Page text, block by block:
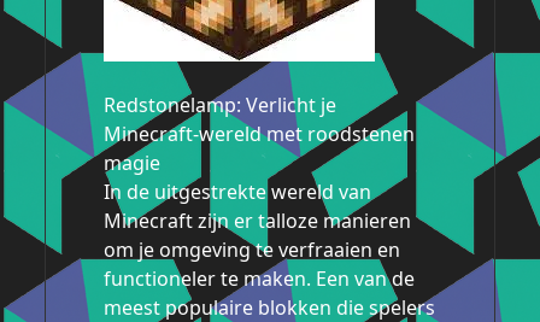
Redstonelamp: Verlicht je
Minecraft-wereld met roodstenen
magie
In de uitgestrekte wereld van
Minecraft zijn er talloze manieren
om je omgeving te verfraaien en
functioneler te maken. Een van de
meest populaire blokken die spelers